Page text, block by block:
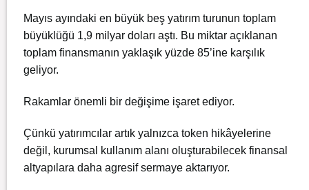
Mayıs ayındaki en büyük beş yatırım turunun toplam
büyüklüğü 1,9 milyar doları aştı. Bu miktar açıklanan
toplam finansmanın yaklaşık yüzde 85’ine karşılık
geliyor.
Rakamlar önemli bir değişime işaret ediyor.
Çünkü yatırımcılar artık yalnızca token hikâyelerine
değil, kurumsal kullanım alanı oluşturabilecek finansal
altyapılara daha agresif sermaye aktarıyor.